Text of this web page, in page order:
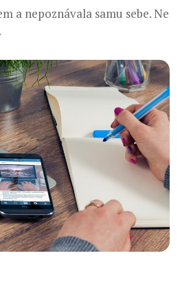
a nepoznávala samu sebe. Ne